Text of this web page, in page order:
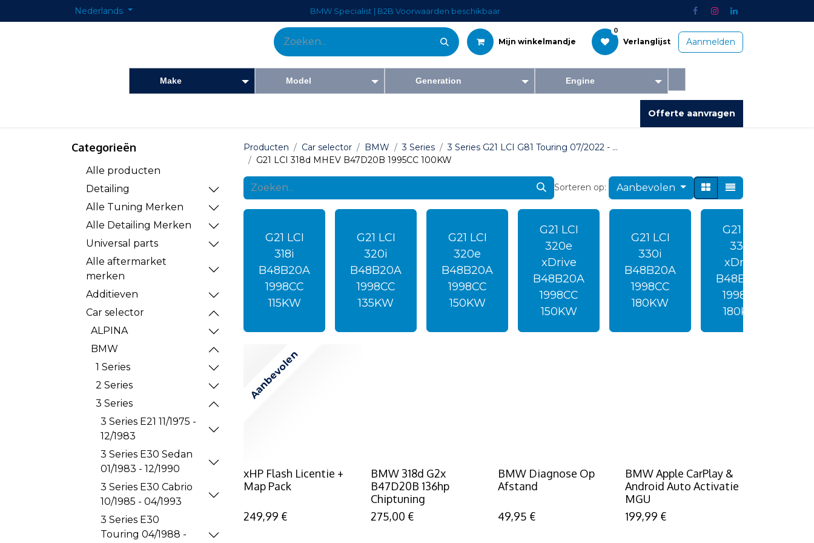
Nederlands BMW Specialist | B2B Voorwaarden beschikbaar
Mijn winkelmandje
0
Verlanglijst Aanmelden
Make Model Generation Engine
Offerte aanvragen
Categorieën
Alle producten
Detailing
Alle Tuning Merken
Alle Detailing Merken
Universal parts
Alle aftermarket
merken
Additieven
Car selector
ALPINA
BMW
1 Series
2 Series
3 Series
3 Series E21 11/1975 -
12/1983
3 Series E30 Sedan
01/1983 - 12/1990
3 Series E30 Cabrio
10/1985 - 04/1993
3 Series E30
Touring 04/1988 -
Producten Car selector BMW 3 Series
3 Series G21 LCI G81 Touring 07/2022 - ...
G21 LCI 318d MHEV B47D20B 1995CC 100KW
Sorteren op: Aanbevolen
G21 LCI
318i
B48B20A
1998CC
115KW
G21 LCI
320i
B48B20A
1998CC
135KW
G21 LCI
320e
B48B20A
1998CC
150KW
G21 LCI
320e
xDrive
B48B20A
1998CC
150KW
G21 LCI
330i
B48B20A
1998CC
180KW
G21 LCI
330i
xDrive
B48B20A
1998CC
180KW
Aanbevolen
xHP Flash Licentie +
Map Pack
249,99 €
BMW 318d G2x
B47D20B 136hp
Chiptuning
275,00 €
BMW Diagnose Op
Afstand
49,95 €
BMW Apple CarPlay &
Android Auto Activatie
MGU
199,99 €